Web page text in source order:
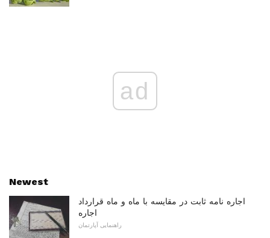
ad
Newest
اجاره نامه ثابت در مقایسه با ماه و ماه قرارداد
اجاره
راهنمایی آپارتمان